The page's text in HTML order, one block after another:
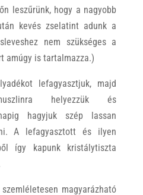
leszűrünk, hogy a nagyobb
kevés zselatint adunk a
nem szükséges a
amúgy is tartalmazza.)
lefagyasztjuk, majd
helyezzük és
hagyjuk szép lassan
A lefagyasztott és ilyen
így kapunk kristálytiszta
magyarázható